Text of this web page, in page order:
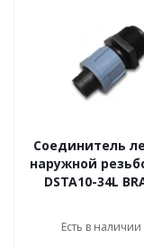
Соединитель
наружной
DSTA10-34L
Есть в наличии